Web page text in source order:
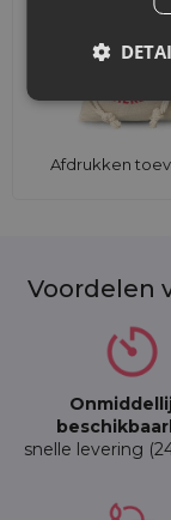
Afdrukken
Voordelen
snelle levering